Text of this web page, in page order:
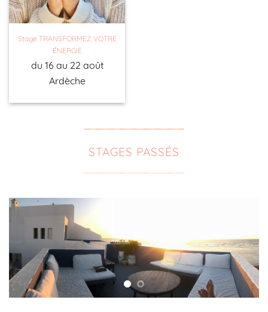
Stage TRANSFORMEZ VOTRE
ÉNERGIE
du 16 au 22 août
Ardèche
STAGES PASSÉS